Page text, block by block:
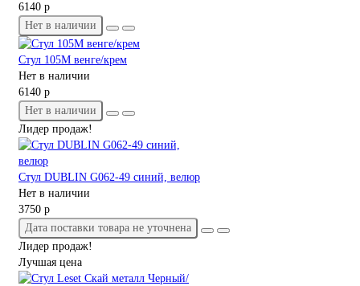
6140 р
Нет в наличии
Стул 105М венге/крем
Нет в наличии
6140 р
Нет в наличии
Лидер продаж!
Стул DUBLIN G062-49 синий, велюр
Нет в наличии
3750 р
Дата поставки товара не уточнена
Лидер продаж!
Лучшая цена